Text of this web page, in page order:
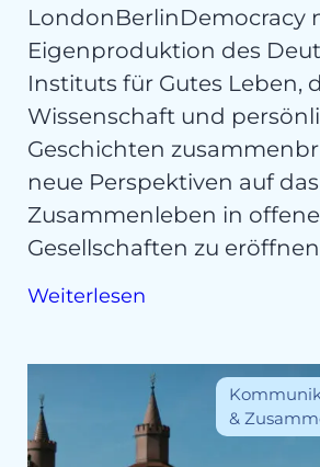
LondonBerlinDemocracy
Eigenproduktion des
Instituts für Gutes Leben,
Wissenschaft und
Geschichten
neue Perspektiven auf das
Zusammenleben in
Gesellschaften zu
Weiterlesen
&